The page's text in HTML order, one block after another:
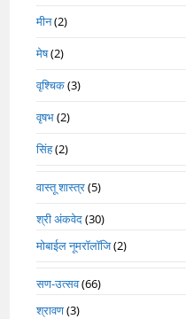
मीन(2)
मेष(2)
वृश्चिक(3)
वृषभ(2)
सिंह(2)
वास्तू शास्त्र(5)
श्री अंकवेद(30)
मोबाईल नूमरॉलॉजि(2)
सण-उत्सव(66)
श्रावण(3)